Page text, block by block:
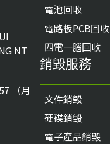
NT
（月
電池回收
電路板PCB回收
四電一腦回收
銷毀服務
文件銷毁
硬碟銷毀
電子產品銷毀